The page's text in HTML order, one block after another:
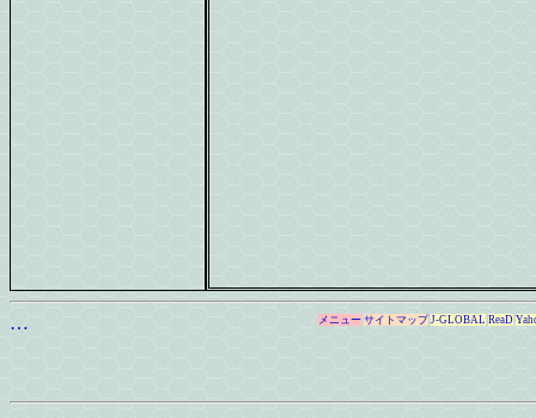
… メニュー サイトマップ J-GLOBAL ReaD